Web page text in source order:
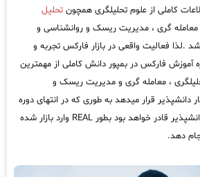
کاملی از علوم تحلیلگری همچون تحلیل
معامله گری ، مدیریت ریسک و روانشناسی و
.لذا فعالیت واقعی در بازار فارکس تجربه و
آموزش فارکس در بمپور دانش کاملی از مهمترین
، معامله گری و مدیریت ریسک و
دانشپذیر قرار میدهد به طوری که در انتهای دوره
اموزش فارکس در بمپور دانشپذیر قادر خواهد بود بطور REAL وارد بازار شده
دهد.